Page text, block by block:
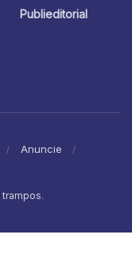
Publieditorial
Anuncie
trampos.